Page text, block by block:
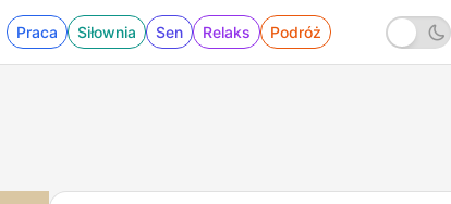
Praca Siłownia Sen Relaks Podróż